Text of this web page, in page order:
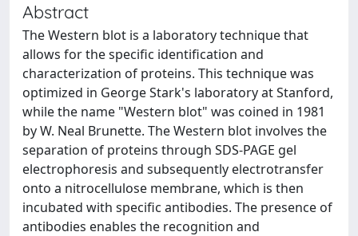
Abstract
The Western blot is a laboratory technique that
allows for the specific identification and
characterization of proteins. This technique was
optimized in George Stark's laboratory at Stanford,
while the name "Western blot" was coined in 1981
by W. Neal Brunette. The Western blot involves the
separation of proteins through SDS-PAGE gel
electrophoresis and subsequently electrotransfer
onto a nitrocellulose membrane, which is then
incubated with specific antibodies. The presence of
antibodies enables the recognition and